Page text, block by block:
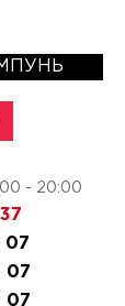
- 20:00
07
07
07